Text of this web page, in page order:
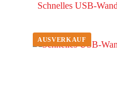
Schnelles USB-